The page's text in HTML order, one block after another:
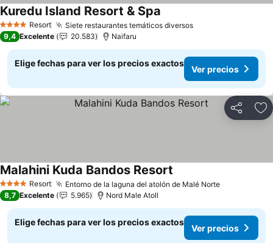
4 EstrellasResort Siete restaurantes temáticos diversosVer precios
Kuredu Island Resort & Spa
9,4 Excelente 20.583 Naifaru
Elige fechas para ver los precios exactos
Ver precios
Compartir
4 EstrellasResort Entorno de la laguna del atolón de Malé NorteVer precios
Malahini Kuda Bandos Resort
8,7 Excelente 5.965 Nord Male Atoll
Elige fechas para ver los precios exactos
Ver precios